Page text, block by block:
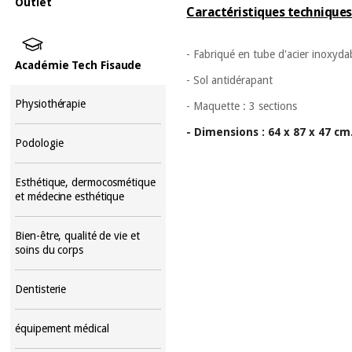
Académie Tech Fisaude
Physiothérapie
Podologie
Esthétique, dermocosmétique
et médecine esthétique
Bien-être, qualité de vie et
soins du corps
Dentisterie
équipement médical
Caractéristiques
- Fabriqué en tube d'acier
- Sol antidérapant
- Maquette : 3 sections
- Dimensions : 64 x 87 x 47 cm.